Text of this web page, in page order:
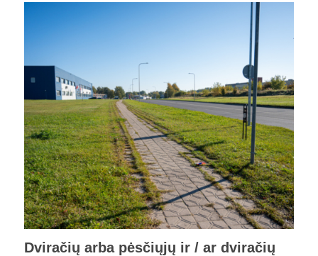
Dviračių arba pėsčiųjų ir / ar dviračių